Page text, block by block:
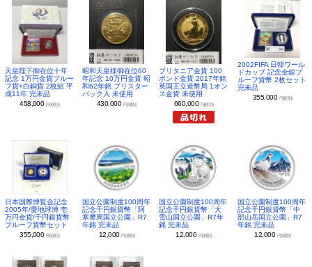
天皇陛下御在位十年
記念 1万円金貨プルー
フ貨+白銅貨 2枚組 平
成11年 完未品
458,000 円(税別)
昭和天皇様御在位60
年記念 10万円金貨 昭
和62年銘 ブリスター
パック入 未使用
430,000 円(税別)
ブリタニア金貨 100
ポンド金貨 2017年銘
英国王立造幣局 1オン
ス金貨 未使用
660,000 円(税別)
2002FIFA 日韓ワール
ドカップ 記念金銀プ
ルーフ貨幣 2枚セット
完未品
355,000 円(税別)
日本国際博覧会記念
2005年/愛地球博 壱
万円金貨/千円銀貨幣
プルーフ貨幣セット
355,000 円(税別)
国立公園制度100周年
記念千円銀貨幣「阿
寒摩周国立公園」R7
年銘 完未品
12,000 円(税別)
国立公園制度100周年
記念千円銀貨幣「大
雪山国立公園」R7年
銘 完未品
12,000 円(税別)
国立公園制度100周年
記念千円銀貨幣「中
部山岳国立公園」R7
年銘 完未品
12,000 円(税別)